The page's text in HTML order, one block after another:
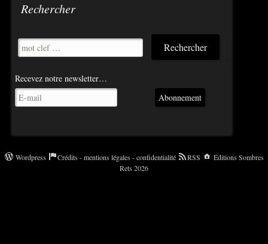
Rechercher
Recevez notre newsletter…
Abonnement
Wordpress Crédits - mentions légales - confidentialité RSS
Éditions Sombres
Rets 2026